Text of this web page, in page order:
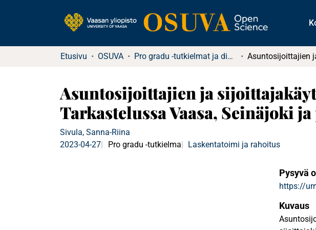
Etusivu OSUVA Pro gradu -tutkielmat ja diplomityöt
Asuntosijoittajien ja
Tarkastelussa Vaasa, Seinäjoki
Sivula, Sanna-Riina
2023-04-27
Pro gradu -tutkielma Laskentatoimi ja rahoitus
Pysyvä
https://
Kuvaus